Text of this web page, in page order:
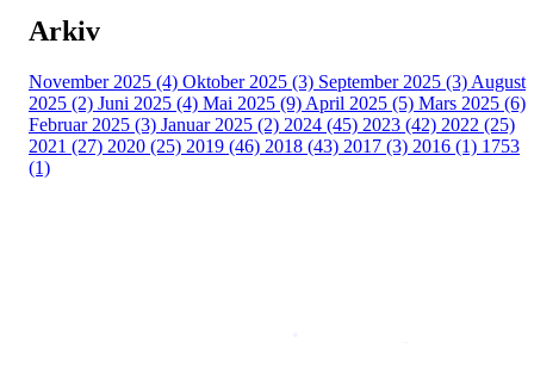
Arkiv
November 2025 (4) Oktober 2025 (3) September 2025 (3) August
2025 (2) Juni 2025 (4) Mai 2025 (9) April 2025 (5) Mars 2025 (6)
Februar 2025 (3) Januar 2025 (2) 2024 (45) 2023 (42) 2022 (25)
2021 (27) 2020 (25) 2019 (46) 2018 (43) 2017 (3) 2016 (1) 1753
(1)